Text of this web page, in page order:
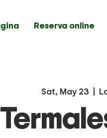
Reserva online
Sat, May 23
  |